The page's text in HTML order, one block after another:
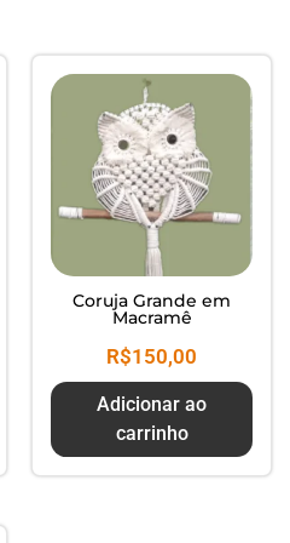
Resíduos - Trate
Coruja Grande em
Macramê
R$150,00
Adicionar ao
carrinho